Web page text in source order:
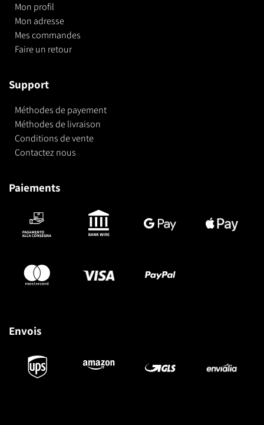
Mon profil
Mon adresse
Mes commandes
Faire un retour
Support
Méthodes de payement
Méthodes de livraison
Conditions de vente
Contactez nous
Paiements
Envois